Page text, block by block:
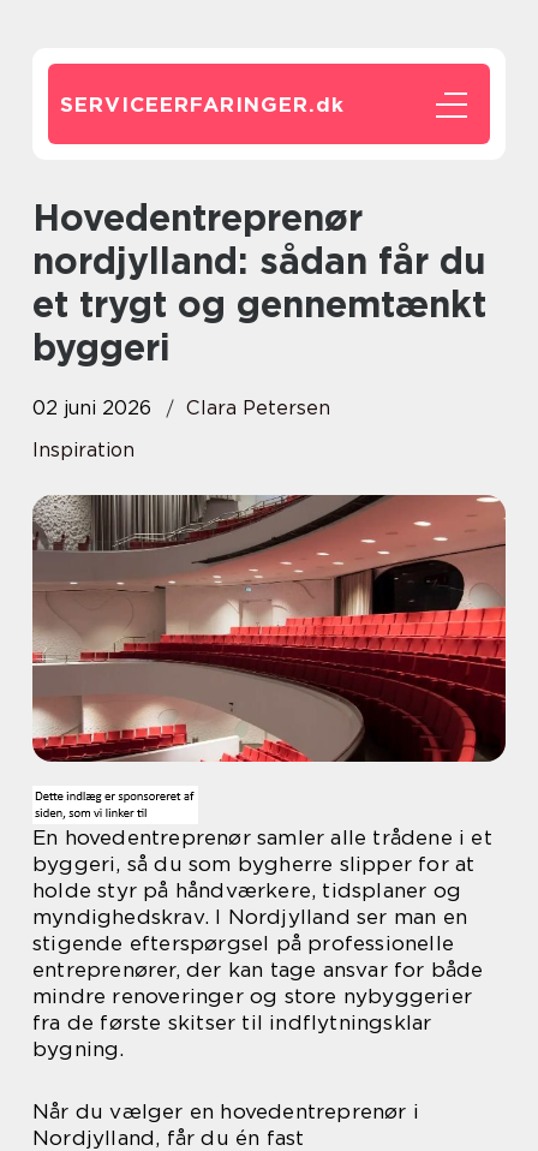
SERVICEERFARINGER.dk
Hovedentreprenør
nordjylland: sådan får du
et trygt og gennemtænkt
byggeri
02 juni 2026
Clara Petersen
Inspiration
En hovedentreprenør samler alle trådene i et
byggeri, så du som bygherre slipper for at
holde styr på håndværkere, tidsplaner og
myndighedskrav. I Nordjylland ser man en
stigende efterspørgsel på professionelle
entreprenører, der kan tage ansvar for både
mindre renoveringer og store nybyggerier
fra de første skitser til indflytningsklar
bygning.
Når du vælger en hovedentreprenør i
Nordjylland, får du én fast